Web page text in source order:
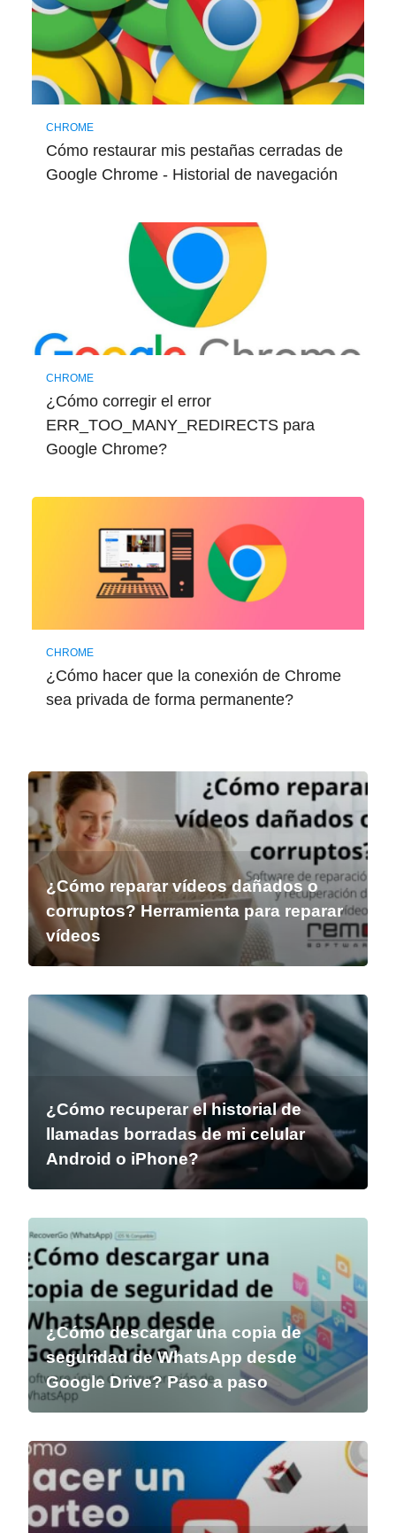
CHROME
Cómo restaurar mis pestañas cerradas de
Google Chrome - Historial de navegación
CHROME
¿Cómo corregir el error
ERR_TOO_MANY_REDIRECTS para
Google Chrome?
CHROME
¿Cómo hacer que la conexión de Chrome
sea privada de forma permanente?
¿Cómo reparar vídeos dañados o
corruptos? Herramienta para reparar
vídeos
¿Cómo recuperar el historial de
llamadas borradas de mi celular
Android o iPhone?
¿Cómo descargar una copia de
seguridad de WhatsApp desde
Google Drive? Paso a paso